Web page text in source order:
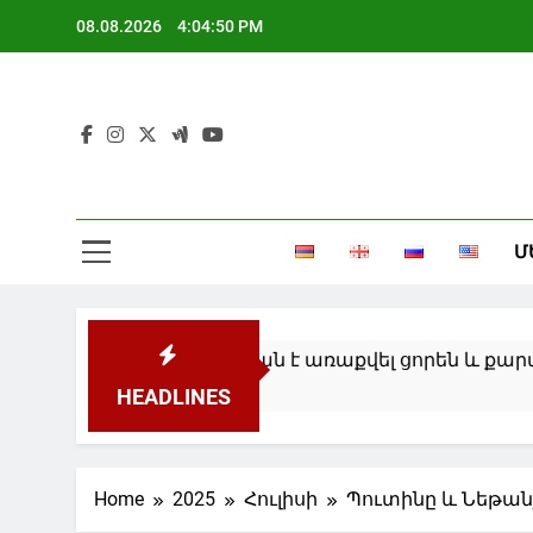
08.08.2026 4:04:50 PM
HEADLINES
Հայաստան է առաքվել ցորեն և քարածուխ
Home 2025 Հուլիսի Պուտինը և